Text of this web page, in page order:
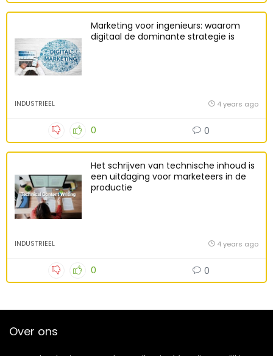
Marketing voor ingenieurs: waarom
digitaal de dominante strategie is
INDUSTRIEEL 4 years ago
0 0
Het schrijven van technische inhoud is
een uitdaging voor marketeers in de
productie
INDUSTRIEEL 4 years ago
0 0
Over ons